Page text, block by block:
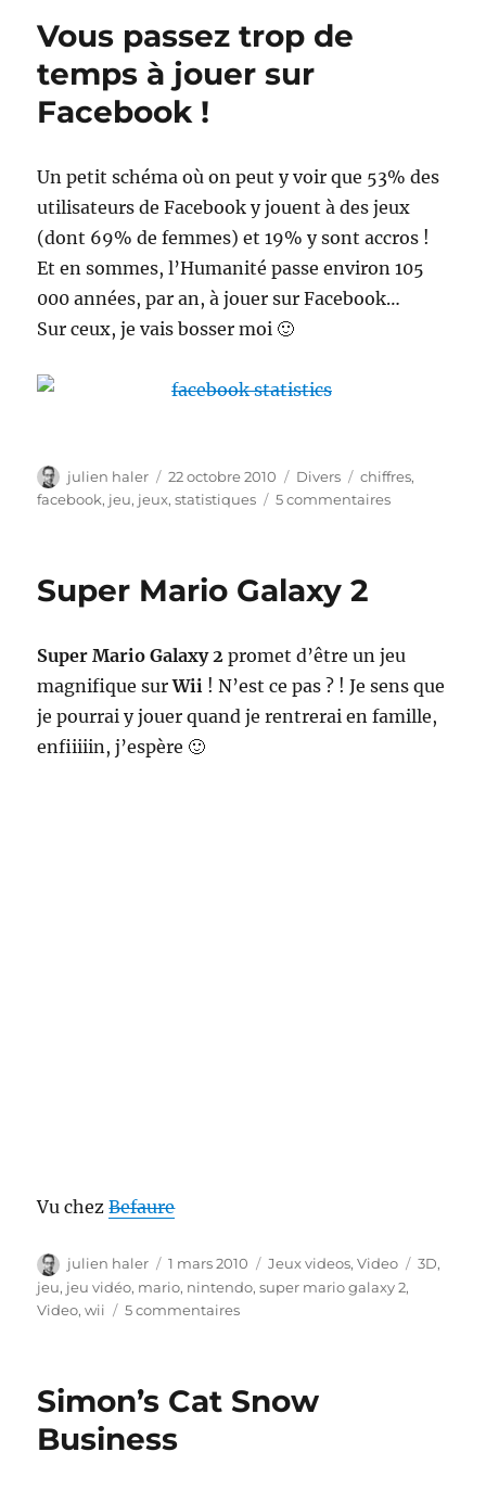
à
Vous passez trop de
temps à jouer sur
Facebook !
Un petit schéma où on peut y voir que 53% des
utilisateurs de Facebook y jouent à des jeux
(dont 69% de femmes) et 19% y sont accros !
Et en sommes, l’Humanité passe environ 105
000 années, par an, à jouer sur Facebook…
Sur ceux, je vais bosser moi 🙂
Auteur
julien haler
Publié
le
22 octobre 2010 Catégories
Divers Étiquettes
chiffres,
facebook, jeu, jeux,statistiques 5 commentairessur
jouer
sur
!
Super Mario Galaxy 2
Super Mario Galaxy 2 promet d’être un jeu
magnifique surWii ! N’est ce pas ? ! Je sens que
je pourrai y jouer quand je rentrerai en famille,
enfiiiiin, j’espère 🙂
Vu chezBefaure
Auteur
julien haler
Publié
le
1 mars 2010 Catégories
Jeux videos,Video 3D,
jeu, jeu vidéo, mario, nintendo,super mario galaxy 2,
Video,wii 5 commentairessur
2
Simon’s Cat Snow
Business